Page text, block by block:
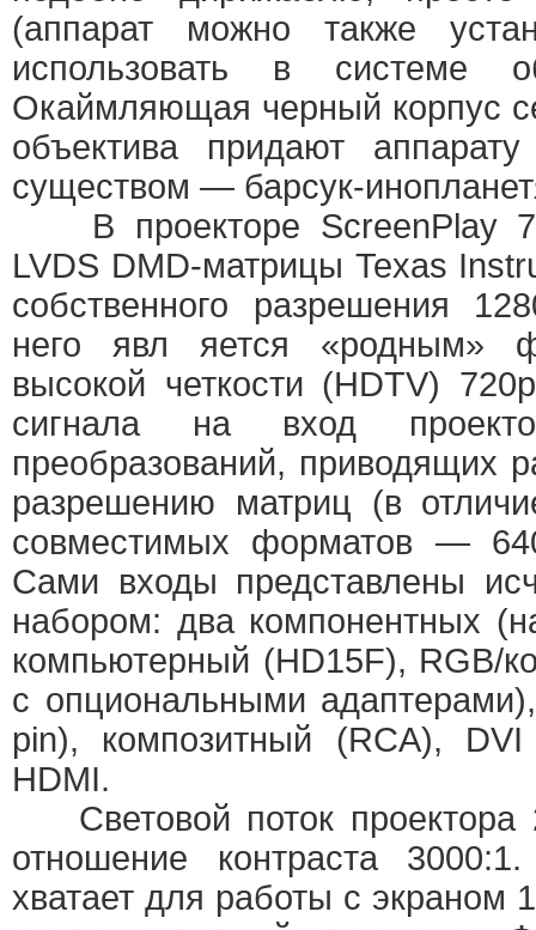
(аппарат можно также
использовать в системе
Окаймляющая черный корпус
объектива придают
существом — барсук-
В проекторе ScreenPlay
LVDS DMD-матрицы Texas
собственного разрешения
него явл яется «родным»
высокой четкости (HDTV)
сигнала на вход
преобразований, приводящих
разрешению матриц (в
совместимых форматов —
Сами входы представлены
набором: два компонентных
компьютерный (HD15F), RGB/
с опциональными
pin), композитный (RCA),
HDMI.
Световой поток проектора
отношение контраста
хватает для работы с экраном